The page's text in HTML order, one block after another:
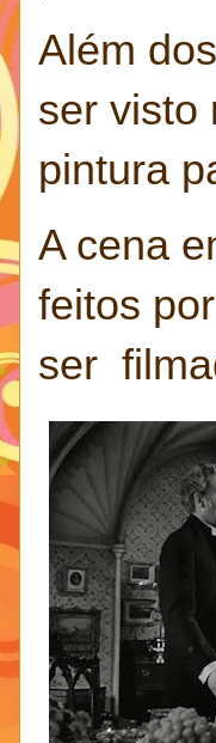
Além
ser visto
pintura
A cena
feitos
ser